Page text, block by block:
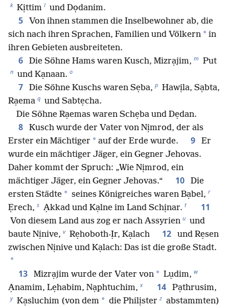
k Kịttim l und Dọdanim.
5
Von ihnen stammen die Inselbewohner ab, die
sich nach ihren Sprachen, Familien und Völkern * in
ihren Gebieten ausbreiteten.
6 Die Söhne Hams waren Kusch, Mizrạjim, m Put
n und Kạnaan. o
7 Die Söhne Kuschs waren Sẹba, p Hawịla, Sạbta,
Rạema q und Sabtẹcha.
Die Söhne Rạemas waren Schẹba und Dẹdan.
8
Kusch wurde der Vater von Nịmrod, der als
Erster ein Mächtiger * auf der Erde wurde. 9
Er
wurde ein mächtiger Jäger, ein Gegner Jehovas.
Daher kommt der Spruch: „Wie Nịmrod, ein
mächtiger Jäger, ein Gegner Jehovas.“
10
Die
ersten Städte * seines Königreiches waren Bạbel, r
Ẹrech, s Ạkkad und Kạlne im Land Schịnar. t 11
Von diesem Land aus zog er nach Assyrien u und
baute Nịnive, v Rẹhoboth-Ịr, Kạlach 12
und Rẹsen
zwischen Nịnive und Kạlach: Das ist die große Stadt.
*
13 Mizrạjim wurde der Vater von * Lụdim, w
Ạnamim, Lẹhabim, Nạphtuchim, x 14 Pạthrusim,
y Kạsluchim (von dem * die Philịster z abstammten)